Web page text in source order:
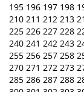
195 196 197 198
210 211 212 213
225 226 227 228
240 241 242 243
255 256 257 258
270 271 272 273
285 286 287 288